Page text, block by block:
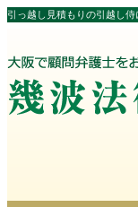
引っ越し見積もりの引越し